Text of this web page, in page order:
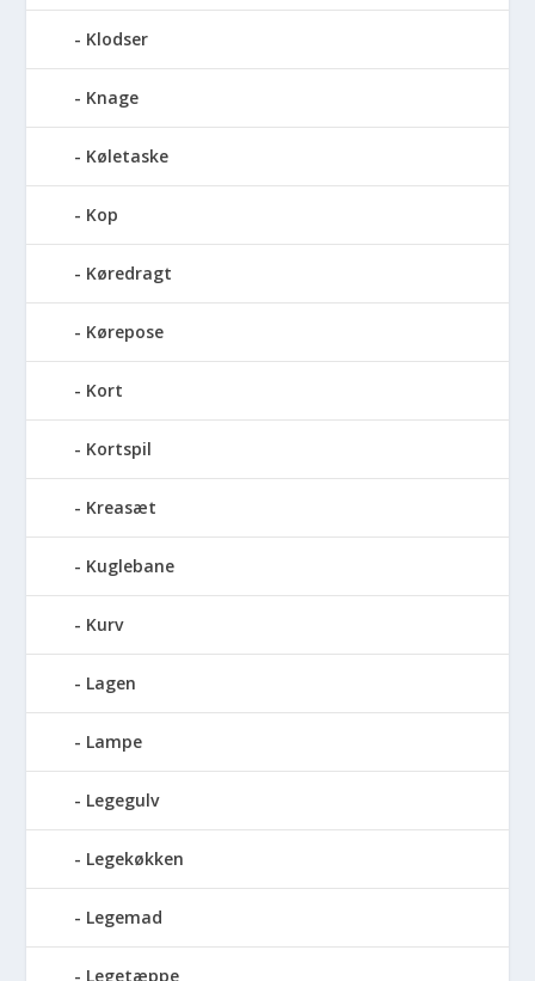
Klodser
Knage
Køletaske
Kop
Køredragt
Kørepose
Kort
Kortspil
Kreasæt
Kuglebane
Kurv
Lagen
Lampe
Legegulv
Legekøkken
Legemad
Legetæppe